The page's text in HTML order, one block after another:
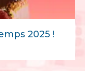
2025 !